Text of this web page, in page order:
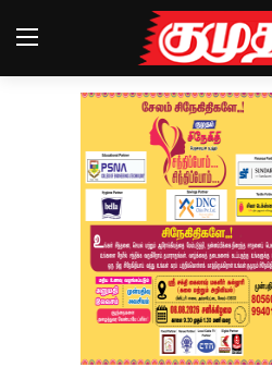
Magazines